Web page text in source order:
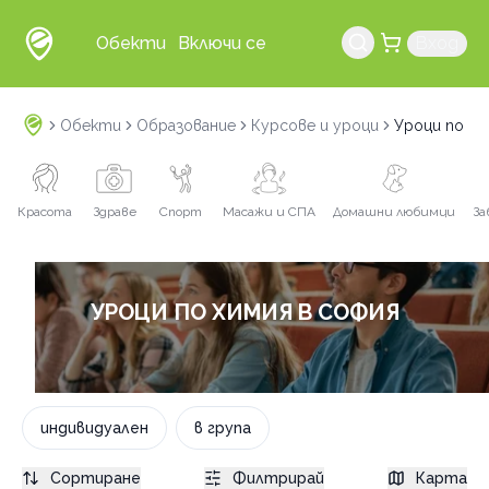
Обекти Включи се
Обекти Образование Курсове и уроци Уроци по
Красота Здраве Спорт Масажи и СПА Домашни любимци
УРОЦИ ПО ХИМИЯ В СОФИЯ
индивидуален в група
Сортиране Филтрирай Карта